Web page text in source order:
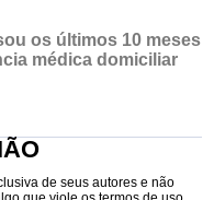
os últimos 10 meses
médica domiciliar
de seus autores e não